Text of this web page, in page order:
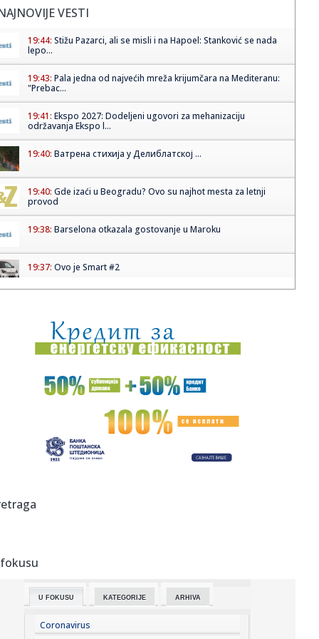
VESTI
19:44: Stižu Pazarci, ali se misli i na Hapoel: Stanković se nada
lepo...
19:43: Pala jedna od najvećih mreža krijumčara na Mediteranu:
"Prebac...
19:41: Ekspo 2027: Dodeljeni ugovori za mehanizaciju
održavanja Ekspo l...
19:40: Ватрена стихија у Делиблатској ...
19:40: Gde izaći u Beogradu? Ovo su najhot mesta za letnji
provod
19:38: Barselona otkazala gostovanje u Maroku
19:37: Ovo je Smart #2
19:32:Novi BYD Seal 07
19:31:Preminuo poznati muzički producent: Sarađivao sa
Madonom i Brit...
Procurio govor Kamale Haris: Udarila oštro po Bajdenu
19:28:Председник Украјине Володимир ...
Zelenskog u Sr...
19:24:
19:21: Путничка возила на Батровцима ...
U FOKUSU KATEGORIJE ARHIVA
Coronavirus